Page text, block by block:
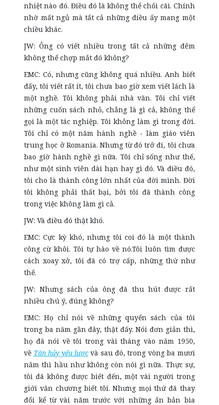
nhiệt nào đó. Điều đó là không thể chối cãi. Chính
nhờ mất ngủ mà tất cả những điều ấy mang một
chiều khác.
JW: Ông có viết nhiều trong tất cả những đêm
không thể chợp mắt đó không?
EMC: Có, nhưng cũng không quá nhiều. Anh biết
đấy, tôi viết rất ít, tôi chưa bao giờ xem viết lách là
một nghề. Tôi không phải nhà văn. Tôi chỉ viết
những cuốn sách nhỏ, chẳng là gì cả, không thể
gọi là một tác nghiệp. Tôi không làm gì trong đời.
Tôi chỉ có một năm hành nghề - làm giáo viên
trung học ở Romania. Nhưng từ đó trở đi, tôi chưa
bao giờ hành nghề gì nữa. Tôi chỉ sống như thế,
như một sinh viên dài hạn hay gì đó. Và điều đó,
tôi cho là thành công lớn nhất của đời mình. Đời
tôi không phải thất bại, bởi tôi đã thành công
trong việc không làm gì cả.
JW: Và điều đó thật khó.
EMC: Cực kỳ khó, nhưng tôi coi đó là một thành
công cừ khôi. Tôi tự hào về nó.Tôi luôn tìm được
cách xoay xở, tôi đã có trợ cấp, những thứ như
thế.
JW: Nhưng sách của ông đã thu hút được rất
nhiều chú ý, đúng không?
EMC: Họ chỉ nói về những quyển sách của tôi
trong ba năm gần đây, thật đấy. Nói đơn giản thì,
họ đã nói về tôi trong vài tháng vào năm 1950,
về Tàn hủy yếu lượcvà sau đó, trong vòng ba mươi
năm thì hầu như không còn nói gì nữa. Thực sự,
tôi đã không được biết đến, một vài người trong
giới văn chương biết tôi. Nhưng mọi thứ đã thay
đổi kể từ vài năm trước với những ấn bản bìa